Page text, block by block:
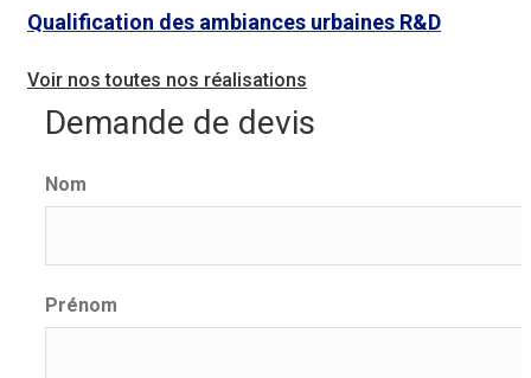
Qualification des ambiances urbaines R&D
Voir nos toutes nos réalisations
Demande de devis
Nom
Prénom